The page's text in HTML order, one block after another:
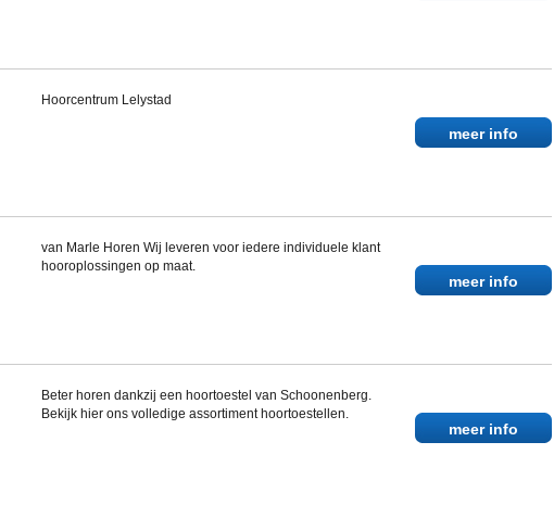
Hoorcentrum Lelystad
meer info
van Marle Horen Wij leveren voor iedere individuele klant
hooroplossingen op maat.
meer info
Beter horen dankzij een hoortoestel van Schoonenberg.
Bekijk hier ons volledige assortiment hoortoestellen.
meer info